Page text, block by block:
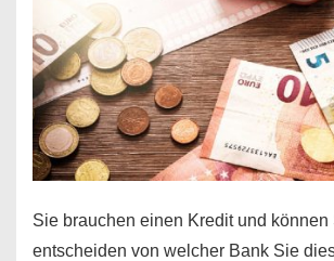
Euro
Kredit
finden
Sie brauchen einen Kredit und können
entscheiden von welcher Bank Sie